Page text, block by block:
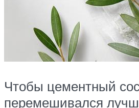
Чтобы цементный
перемешивался